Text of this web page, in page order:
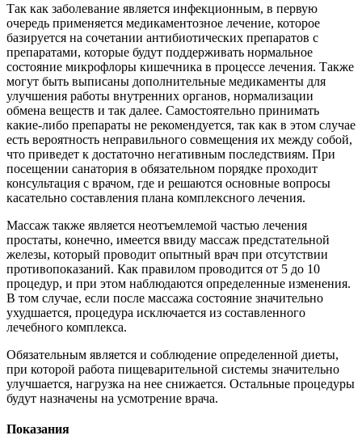
Так как заболевание является инфекционным, в первую
очередь применяется медикаментозное лечение, которое
базируется на сочетании антибиотических препаратов с
препаратами, которые будут поддерживать нормальное
состояние микрофлоры кишечника в процессе лечения. Также
могут быть выписаны дополнительные медикаменты для
улучшения работы внутренних органов, нормализации
обмена веществ и так далее. Самостоятельно принимать
какие-либо препараты не рекомендуется, так как в этом случае
есть вероятность неправильного совмещения их между собой,
что приведет к достаточно негативным последствиям. При
посещении санатория в обязательном порядке проходит
консультация с врачом, где и решаются основные вопросы
касательно составления плана комплексного лечения.
Массаж также является неотъемлемой частью лечения
простаты, конечно, имеется ввиду массаж предстательной
железы, который проводит опытный врач при отсутствии
противопоказаний. Как правилом проводится от 5 до 10
процедур, и при этом наблюдаются определенные изменения.
В том случае, если после массажа состояние значительно
ухудшается, процедура исключается из составленного
лечебного комплекса.
Обязательным является и соблюдение определенной диеты,
при которой работа пищеварительной системы значительно
улучшается, нагрузка на нее снижается. Остальные процедуры
будут назначены на усмотрение врача.
Показания